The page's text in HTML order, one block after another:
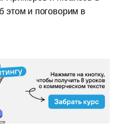
этом и поговорим в